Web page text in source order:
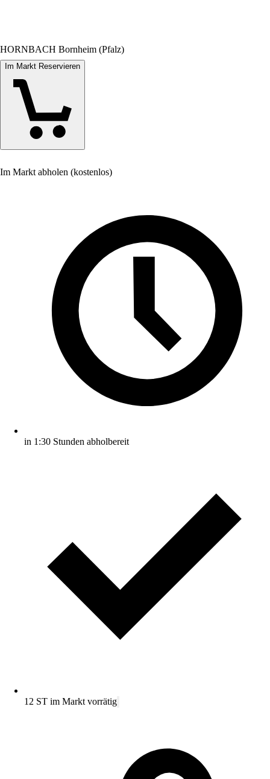
HORNBACH Bornheim (Pfalz)
Im Markt Reservieren
Im Markt abholen (kostenlos)
in 1:30 Stunden abholbereit
12 ST im Markt vorrätig